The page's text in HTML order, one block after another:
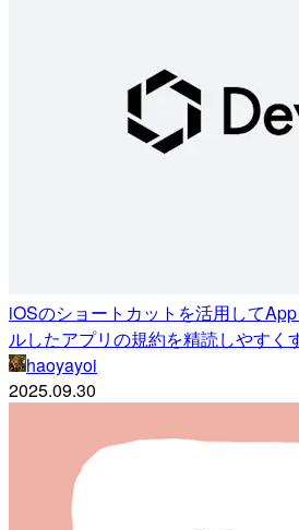
iOSのショートカットを活用して
ルしたアプリの規約を精読しやすく
haoyayoi
2025.09.30